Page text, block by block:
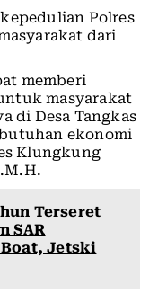
Polres
dari
memberi
masyarakat
di Desa Tangkas
ekonomi
Klungkung
Terseret
SAR
Jetski